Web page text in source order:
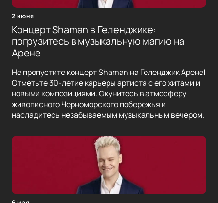
2 июня
Концерт Shaman в Геленджике:
погрузитесь в музыкальную магию на
Арене
Не пропустите концерт Shaman на Геленджик Арене!
Отметьте 30-летие карьеры артиста с его хитами и
новыми композициями. Окунитесь в атмосферу
живописного Черноморского побережья и
насладитесь незабываемым музыкальным вечером.